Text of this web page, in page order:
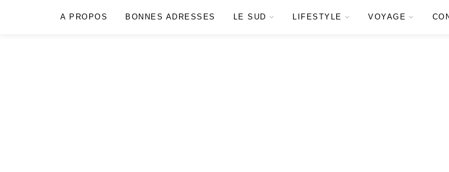
A PROPOS BONNES ADRESSES LE SUD LIFESTYLE VOYAGE